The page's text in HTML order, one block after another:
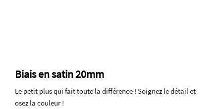
Biais en satin 20mm
Le petit plus qui fait toute la différence ! Soignez le détail et
osez la couleur !